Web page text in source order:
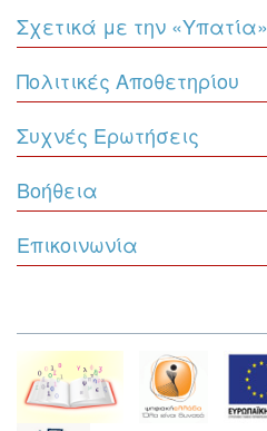
Σχετικά με την «Υπατία»
Πολιτικές Αποθετηρίου
Συχνές Ερωτήσεις
Βοήθεια
Επικοινωνία